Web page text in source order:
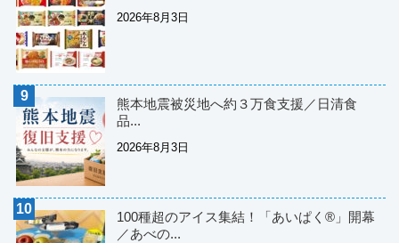
2026年8月3日
熊本地震被災地へ約３万食支援／日清食
品...
2026年8月3日
100種超のアイス集結！「あいぱく®」開幕
／あべの...